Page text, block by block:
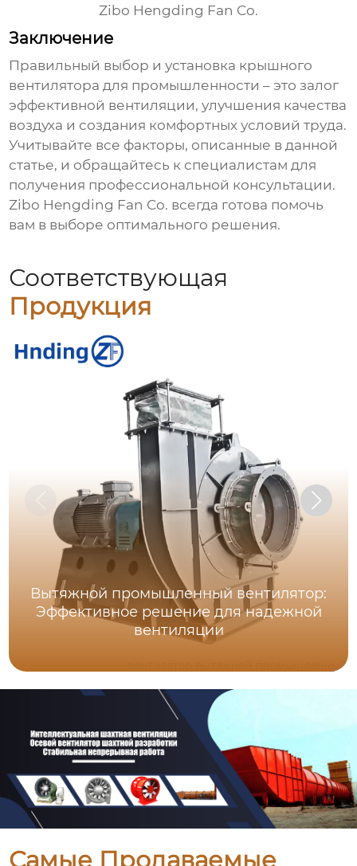
Zibo Hengding Fan Co.
Заключение
Правильный выбор и установка крышного
вентилятора для промышленности – это залог
эффективной вентиляции, улучшения качества
воздуха и создания комфортных условий труда.
Учитывайте все факторы, описанные в данной
статье, и обращайтесь к специалистам для
получения профессиональной консультации.
Zibo Hengding Fan Co. всегда готова помочь
вам в выборе оптимального решения.
Соответствующая
Продукция
Вытяжной промышленный вентилятор:
Эффективное решение для надежной
вентиляции